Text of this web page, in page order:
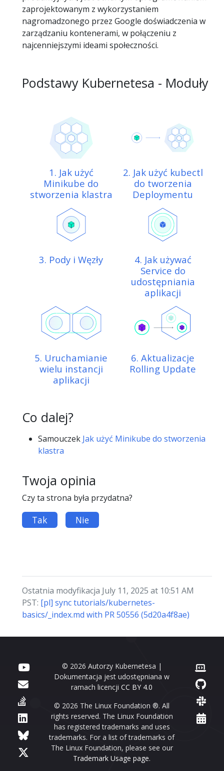
zaprojektowanym z wykorzystaniem
nagromadzonego przez Google doświadczenia w
zarządzaniu kontenerami, w połączeniu z
najcenniejszymi ideami społeczności.
Podstawy Kubernetesa - Moduły
1. Jak użyć
Minikube do
stworzenia klastra
2. Jak użyć kubectl
do tworzenia
Deploymentu
3. Pody i Węzły
4. Jak używać
Service do
udostępniania
aplikacji
5. Uruchamianie
wielu instancji
aplikacji
6. Aktualizacje
Rolling Update
Co dalej?
Samouczek Jak użyć Minikube do stworzenia
klastra
Twoja opinia
Czy ta strona była przydatna?
Tak Nie
Ostatnia modyfikacja July 11, 2025 at 10:51 AM
PST: [pl] sync tutorials/kubernetes-
basics/_index.md with PR 50556 (5d20a4f8ae)
© 2026 Autorzy Kubernetesa |
Dokumentacja jest udostępniana w
ramach licencjiCC BY 4.0
© 2026 The Linux Foundation ®. All
rights reserved. The Linux Foundation
has registered trademarks and uses
trademarks. For a list of trademarks of
The Linux Foundation, please see our
Trademark Usage page.